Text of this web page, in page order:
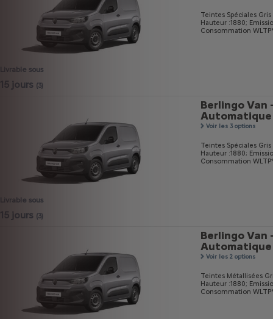
Livrable sous
15 jours (3)
Teintes Spéciales
Hauteur :1880;
Consommation
Livrable sous
15 jours (3)
Berlingo Van
Automatique
Voir les 3 options
Teintes Spéciales
Hauteur :1880;
Consommation
Berlingo Van
Automatique
Voir les 2 options
Teintes Métallisées
Hauteur :1880;
Consommation